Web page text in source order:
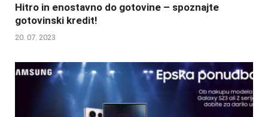
Hitro in enostavno do gotovine – spoznajte
gotovinski kredit!
20. 07. 2023